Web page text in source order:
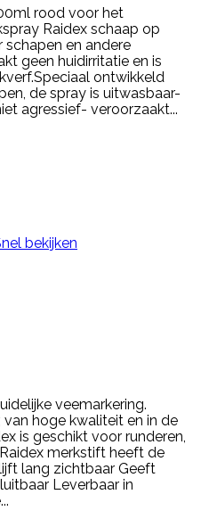
rood voor het
Raidex schaap op
en andere
geen huidirritatie en is
ontwikkeld
de spray is uitwasbaar-
agressief- veroorzaakt...
bekijken
veemarkering.
van hoge kwaliteit en in de
is geschikt voor runderen,
merkstift heeft de
lang zichtbaar Geeft
Leverbaar in